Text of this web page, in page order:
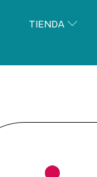
TIENDA